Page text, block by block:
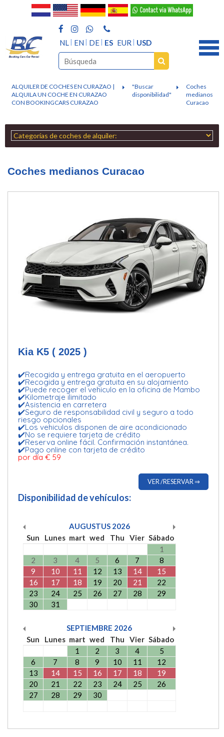
NL EN DE ES EUR USD
ALQUILER DE COCHES EN CURAZAO |
ALQUILA UN COCHE EN CURAZAO
CON BOOKINGCARS CURAZAO
"Buscar
disponibilidad"
Coches
medianos
Curacao
Coches medianos Curacao
Kia K5 ( 2025 )
✔️Recogida y entrega gratuita en el aeropuerto
✔️Recogida y entrega gratuita en su alojamiento
✔️Puede recoger el vehiculo en la oficina de Mambo
✔️Kilometraje ilimitado
✔️Asistencia en carretera
✔️Seguro de responsabilidad civil y seguro a todo
riesgo opcionales
✔️Los vehiculos disponen de aire acondicionado
✔️No se requiere tarjeta de crédito
✔️Reserva online fácil. Confirmación instantánea.
✔️Pago online con tarjeta de crédito
por día € 59
VER /RESERVAR ⇒
Disponibilidad de vehículos:
AUGUSTUS 2026
Sun
Lunes mart wed Thu Vier Sábado
1
2
3 4 5 6 7
8
9
10 11 12 13 14
15
16
17 18 19 20 21
22
23
24 25 26 27 28
29
30
31
SEPTIEMBRE 2026
Sun
Lunes mart wed Thu Vier Sábado
1
2 3 4
5
6
7 8 9 10 11
12
13
14 15 16 17 18
19
20
21 22 23 24 25
26
27
28 29 30